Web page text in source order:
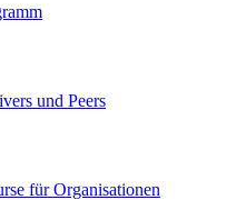
und Peers
für Organisationen